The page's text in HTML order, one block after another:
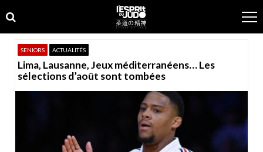
to
navigation
to
content
SENIORS ACTUALITÉS
Lima, Lausanne, Jeux méditerranéens… Les
sélections d’août sont tombées